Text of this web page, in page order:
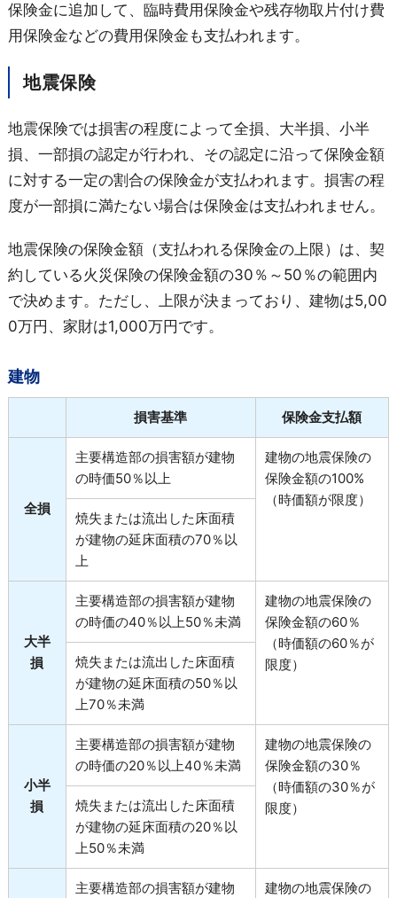
保険金に追加して、臨時費用保険金や残存物取片付け費
用保険金などの費用保険金も支払われます。
地震保険
地震保険では損害の程度によって全損、大半損、小半
損、一部損の認定が行われ、その認定に沿って保険金額
に対する一定の割合の保険金が支払われます。損害の程
度が一部損に満たない場合は保険金は支払われません。
地震保険の保険金額（支払われる保険金の上限）は、契
約している火災保険の保険金額の30％～50％の範囲内
で決めます。ただし、上限が決まっており、建物は5,00
0万円、家財は1,000万円です。
建物
損害基準 保険金支払額
全損
主要構造部の損害額が建物
の時価50％以上
建物の地震保険の
保険金額の100%
（時価額が限度）
焼失または流出した床面積
が建物の延床面積の70％以
上
大半
損
主要構造部の損害額が建物
の時価の40％以上50％未満
建物の地震保険の
保険金額の60％
（時価額の60％が
限度）
焼失または流出した床面積
が建物の延床面積の50％以
上70％未満
小半
損
主要構造部の損害額が建物
の時価の20％以上40％未満
建物の地震保険の
保険金額の30％
（時価額の30％が
限度）
焼失または流出した床面積
が建物の延床面積の20％以
上50％未満
主要構造部の損害額が建物
建物の地震保険の